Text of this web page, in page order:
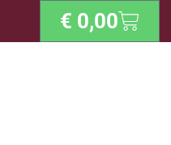
€ 0,00